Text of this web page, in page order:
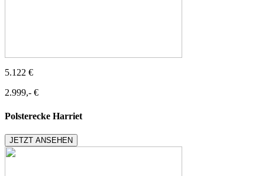
5.122 €
2.999,- €
Polsterecke Harriet
JETZT ANSEHEN